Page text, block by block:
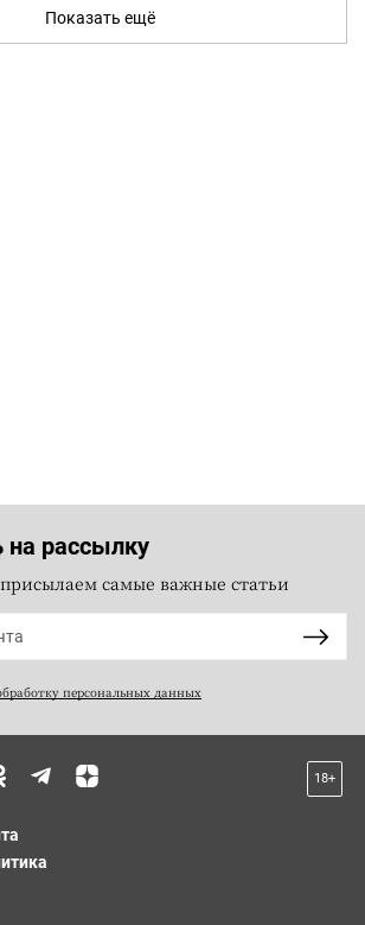
Показать ещё
рассылку
самые важные статьи
персональных данных
18+